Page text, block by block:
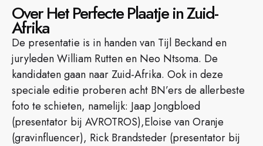
Over Het Perfecte Plaatje in Zuid-
Afrika
De presentatie is in handen van Tijl Beckand en
juryleden William Rutten en Neo Ntsoma. De
kandidaten gaan naar Zuid-Afrika. Ook in deze
speciale editie proberen acht BN’ers de allerbeste
foto te schieten, namelijk: Jaap Jongbloed
(presentator bij AVROTROS),Eloise van Oranje
(gravinfluencer), Rick Brandsteder (presentator bij